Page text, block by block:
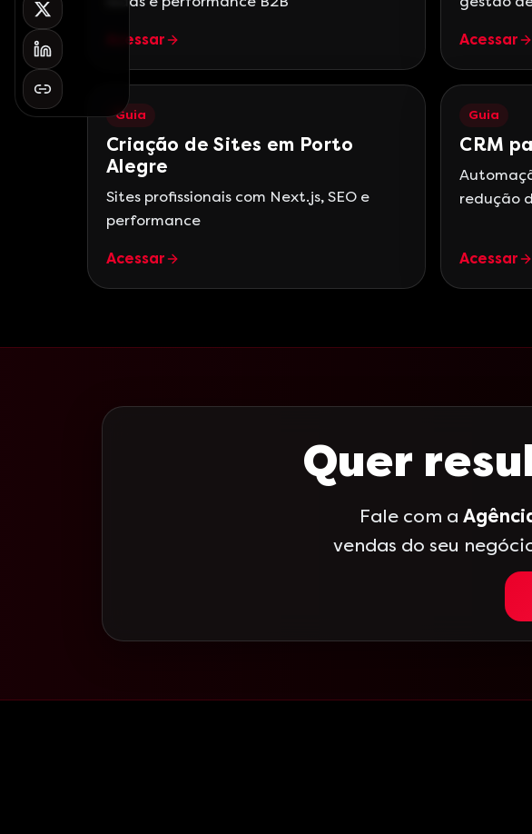
Acessar Acessar
Guia
Criação de Sites em Porto
Alegre
Sites profissionais com Next.js, SEO e
performance
Acessar
Guia
CRM
redução
Acessar
Quer
Fale com a
vendas do seu